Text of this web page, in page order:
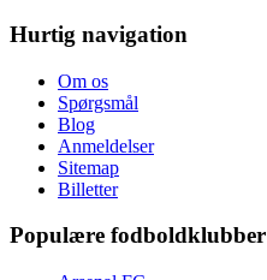
Hurtig navigation
Om os
Spørgsmål
Blog
Anmeldelser
Sitemap
Billetter
Populære fodboldklubber